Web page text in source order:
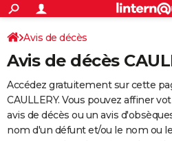
ACTUALITÉS
Politique
Société
Faits Divers
Education
Monde
Villes
+
SPORT
Coupe du monde 2026
Football
Tennis
Cyclisme
Rugby
Forum
Programme TV
TNT
Streaming
Cinéma
Sorties cinéma
Musique
+
FINANCE
Retraite
Epargne
Immobilier
Risques naturels par ville
Banque
Assurance
AUTO
Avis de décès
Avis de décès
Accédez gratuitement sur cette
CAULLERY. Vous pouvez affiner
avis de décès ou un avis
nom d'un défunt et/ou le nom ou